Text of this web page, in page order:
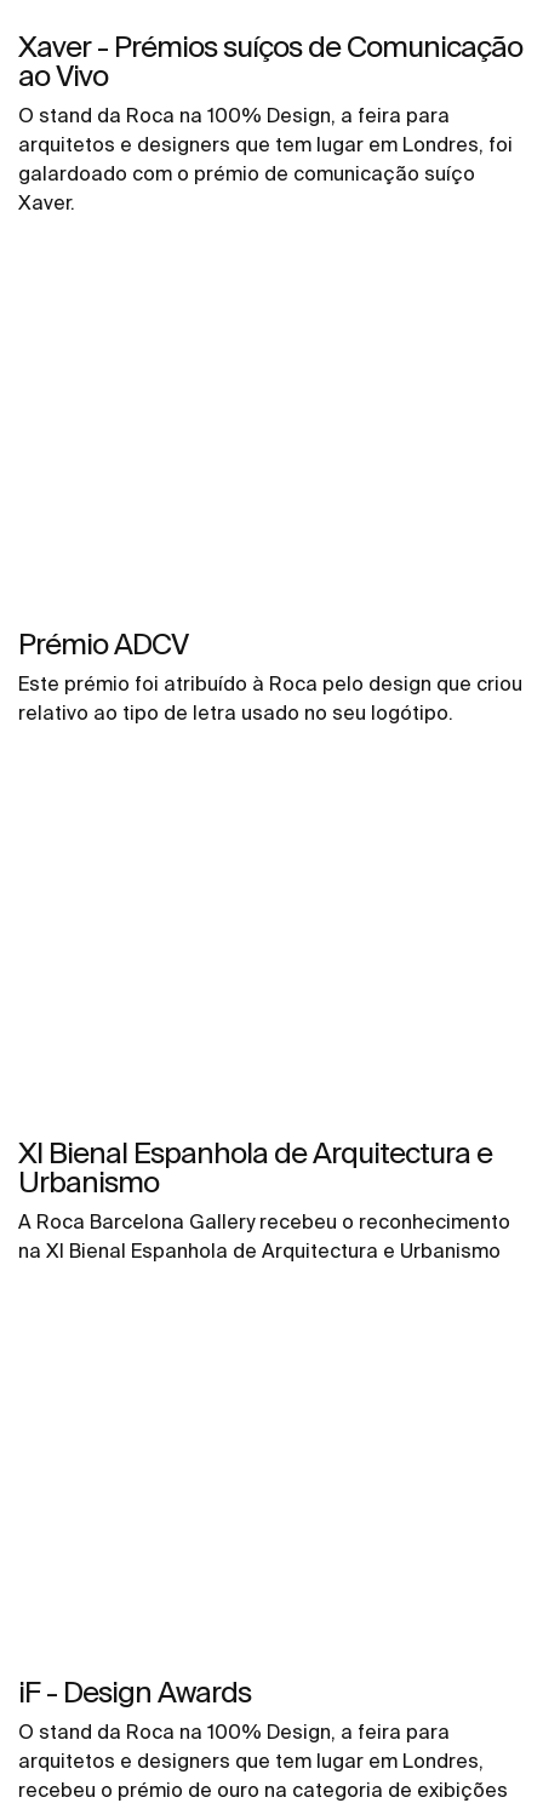
Xaver - Prémios suíços de Comunicação
ao Vivo
O stand da Roca na 100% Design, a feira para
arquitetos e designers que tem lugar em Londres, foi
galardoado com o prémio de comunicação suíço
Xaver.
Prémio ADCV
Este prémio foi atribuído à Roca pelo design que criou
relativo ao tipo de letra usado no seu logótipo.
XI Bienal Espanhola de Arquitectura e
Urbanismo
A Roca Barcelona Gallery recebeu o reconhecimento
na XI Bienal Espanhola de Arquitectura e Urbanismo
iF - Design Awards
O stand da Roca na 100% Design, a feira para
arquitetos e designers que tem lugar em Londres,
recebeu o prémio de ouro na categoria de exibições